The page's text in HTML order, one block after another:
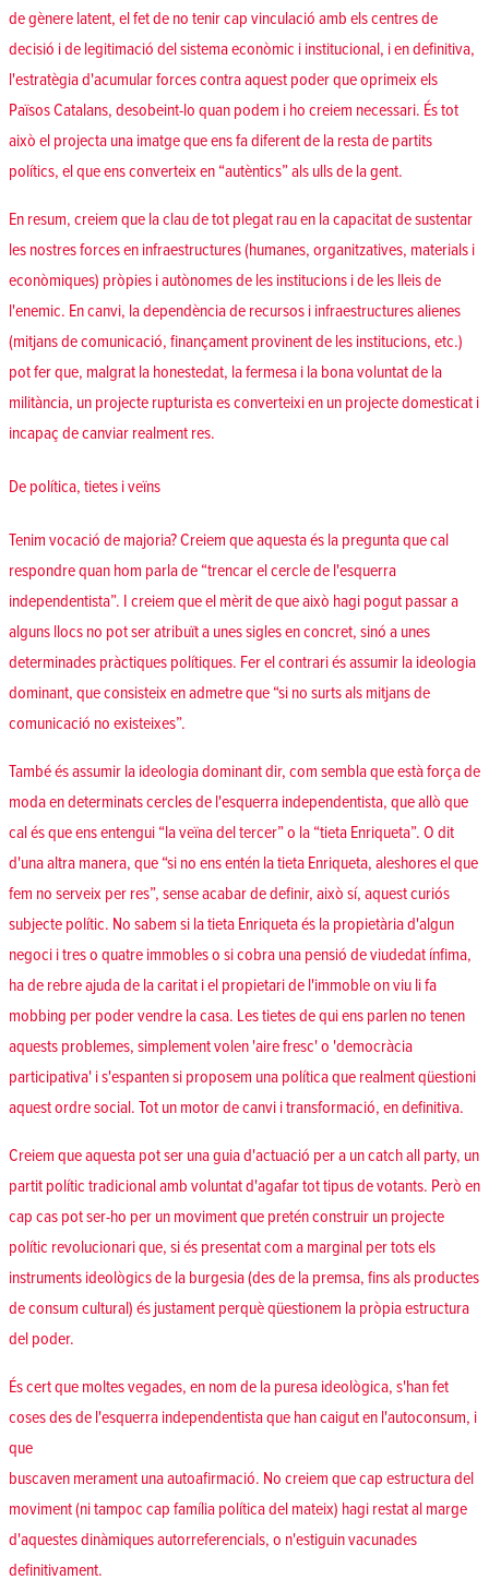
de gènere latent, el fet de no tenir cap vinculació amb els centres de
decisió i de legitimació del sistema econòmic i institucional, i en definitiva,
l'estratègia d'acumular forces contra aquest poder que oprimeix els
Països Catalans, desobeint-lo quan podem i ho creiem necessari. És tot
això el projecta una imatge que ens fa diferent de la resta de partits
polítics, el que ens converteix en “autèntics” als ulls de la gent.
En resum, creiem que la clau de tot plegat rau en la capacitat de sustentar
les nostres forces en infraestructures (humanes, organitzatives, materials i
econòmiques) pròpies i autònomes de les institucions i de les lleis de
l'enemic. En canvi, la dependència de recursos i infraestructures alienes
(mitjans de comunicació, finançament provinent de les institucions, etc.)
pot fer que, malgrat la honestedat, la fermesa i la bona voluntat de la
militància, un projecte rupturista es converteixi en un projecte domesticat i
incapaç de canviar realment res.
De política, tietes i veïns
Tenim vocació de majoria? Creiem que aquesta és la pregunta que cal
respondre quan hom parla de “trencar el cercle de l'esquerra
independentista”. I creiem que el mèrit de que això hagi pogut passar a
alguns llocs no pot ser atribuït a unes sigles en concret, sinó a unes
determinades pràctiques polítiques. Fer el contrari és assumir la ideologia
dominant, que consisteix en admetre que “si no surts als mitjans de
comunicació no existeixes”.
També és assumir la ideologia dominant dir, com sembla que està força de
moda en determinats cercles de l'esquerra independentista, que allò que
cal és que ens entengui “la veïna del tercer” o la “tieta Enriqueta”. O dit
d'una altra manera, que “si no ens entén la tieta Enriqueta, aleshores el que
fem no serveix per res”, sense acabar de definir, això sí, aquest curiós
subjecte polític. No sabem si la tieta Enriqueta és la propietària d'algun
negoci i tres o quatre immobles o si cobra una pensió de viudedat ínfima,
ha de rebre ajuda de la caritat i el propietari de l'immoble on viu li fa
mobbing per poder vendre la casa. Les tietes de qui ens parlen no tenen
aquests problemes, simplement volen 'aire fresc' o 'democràcia
participativa' i s'espanten si proposem una política que realment qüestioni
aquest ordre social. Tot un motor de canvi i transformació, en definitiva.
Creiem que aquesta pot ser una guia d'actuació per a un catch all party, un
partit polític tradicional amb voluntat d'agafar tot tipus de votants. Però en
cap cas pot ser-ho per un moviment que pretén construir un projecte
polític revolucionari que, si és presentat com a marginal per tots els
instruments ideològics de la burgesia (des de la premsa, fins als productes
de consum cultural) és justament perquè qüestionem la pròpia estructura
del poder.
És cert que moltes vegades, en nom de la puresa ideològica, s'han fet
coses des de l'esquerra independentista que han caigut en l'autoconsum, i
que
buscaven merament una autoafirmació. No creiem que cap estructura del
moviment (ni tampoc cap família política del mateix) hagi restat al marge
d'aquestes dinàmiques autorreferencials, o n'estiguin vacunades
definitivament.